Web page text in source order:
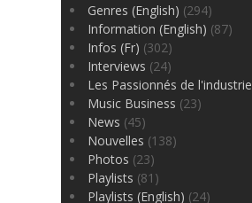
Genres (English) (294)
Information (English) (87)
Infos (Fr) (302)
Interviews (24)
Les Passionnés de l'industrie
Music Business (23)
News (45)
Nouvelles (138)
Photos (23)
Playlists (81)
Playlists (English) (24)